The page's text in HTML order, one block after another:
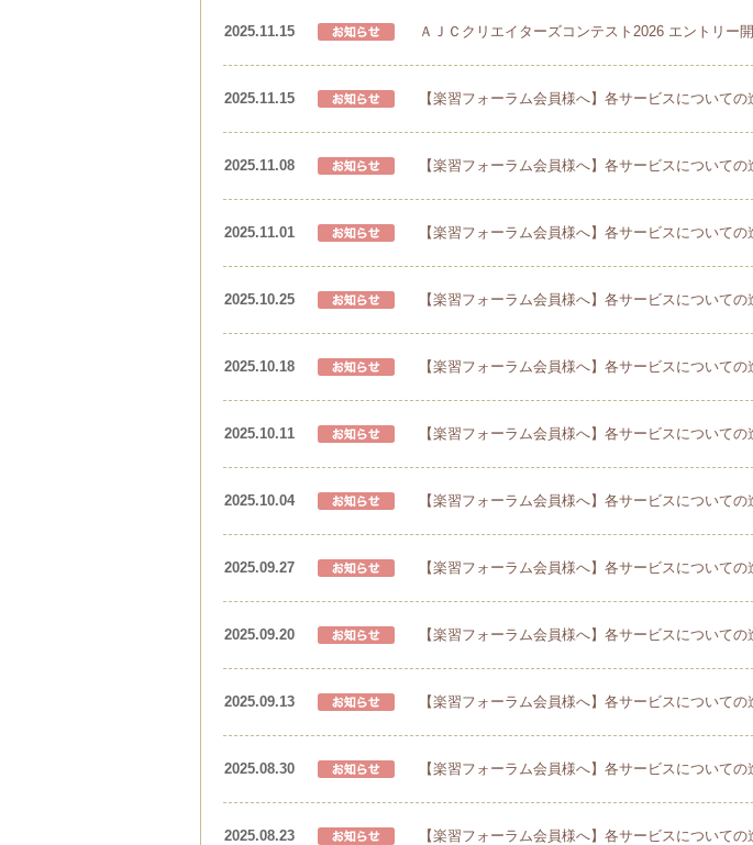
2025.11.15 ＡＪＣクリエイターズコンテスト2026 エントリー
2025.11.15 【楽習フォーラム会員様へ】各サービスについて
2025.11.08 【楽習フォーラム会員様へ】各サービスについて
2025.11.01 【楽習フォーラム会員様へ】各サービスについて
2025.10.25 【楽習フォーラム会員様へ】各サービスについて
2025.10.18 【楽習フォーラム会員様へ】各サービスについて
2025.10.11 【楽習フォーラム会員様へ】各サービスについて
2025.10.04 【楽習フォーラム会員様へ】各サービスについて
2025.09.27 【楽習フォーラム会員様へ】各サービスについて
2025.09.20 【楽習フォーラム会員様へ】各サービスについて
2025.09.13 【楽習フォーラム会員様へ】各サービスについて
2025.08.30 【楽習フォーラム会員様へ】各サービスについて
2025.08.23 【楽習フォーラム会員様へ】各サービスについて